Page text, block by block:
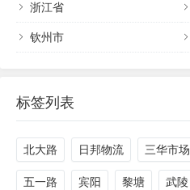
浙江省
钦州市
标签列表
北大路 日邦物流 三华市场
五一路 宾阳 黎塘 武陵